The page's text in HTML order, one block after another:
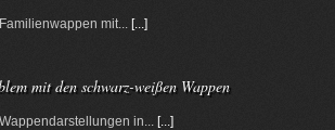
mit... [...]
mit den schwarz-weißen Wappen
in... [...]